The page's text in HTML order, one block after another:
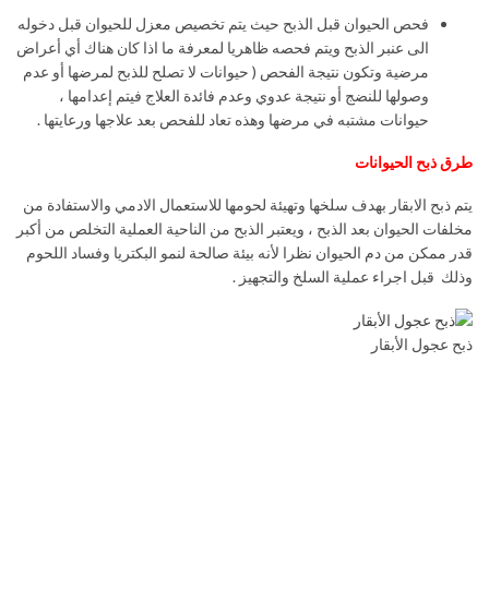
فحص الحيوان قبل الذبح حيث يتم تخصيص معزل للحيوان قبل دخوله
الى عنبر الذبح ويتم فحصه ظاهريا لمعرفة ما اذا كان هناك أي أعراض
مرضية وتكون نتيجة الفحص ( حيوانات لا تصلح للذبح لمرضها أو عدم
وصولها للنضج أو نتيجة عدوي وعدم فائدة العلاج فيتم إعدامها ،
حيوانات مشتبه في مرضها وهذه تعاد للفحص بعد علاجها ورعايتها .
طرق ذبح الحيوانات
يتم ذبح الابقار بهدف سلخها وتهيئة لحومها للاستعمال الادمي والاستفادة من
مخلفات الحيوان بعد الذبح ، ويعتبر الذبح من الناحية العملية التخلص من أكبر
قدر ممكن من دم الحيوان نظرا لأنه بيئة صالحة لنمو البكتريا وفساد اللحوم
وذلك قبل اجراء عملية السلخ والتجهيز .
ذبح عجول الأبقار